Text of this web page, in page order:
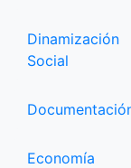
Dinamización
Social
Economía